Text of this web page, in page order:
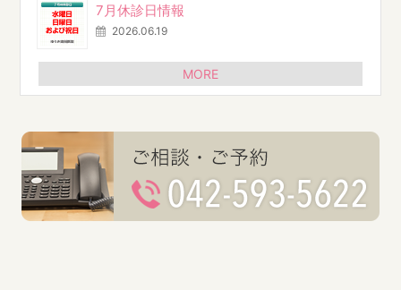
7月休診日情報
2026.06.19
MORE